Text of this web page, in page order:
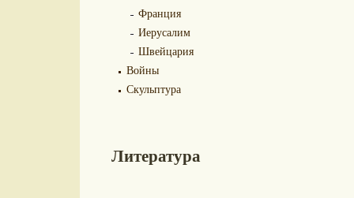
Франция
Иерусалим
Швейцария
Войны
Скульптура
Литература